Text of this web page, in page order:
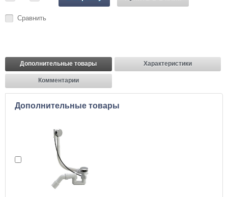
Сравнить
Дополнительные товары Характеристики
Комментарии
Дополнительные товары